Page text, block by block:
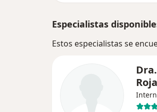
Especialistas
Estos especialistas se